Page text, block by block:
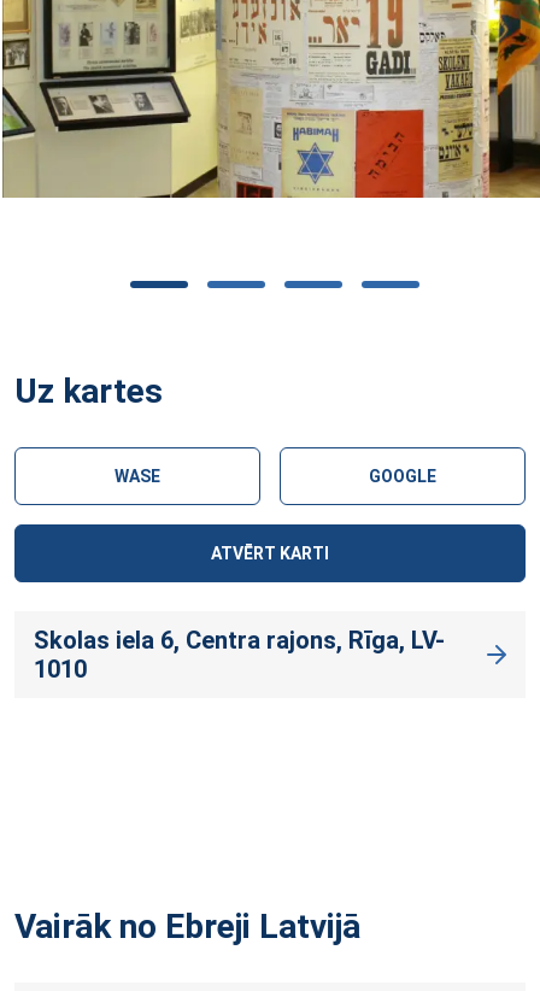
Uz kartes
WASE GOOGLE
ATVĒRT KARTI
Skolas iela 6, Centra rajons, Rīga, LV-
1010
Vairāk no Ebreji Latvijā